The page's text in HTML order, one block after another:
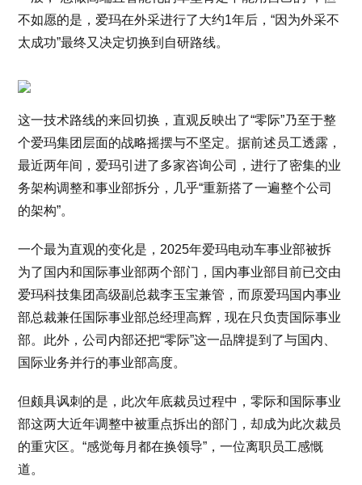
不如愿的是，爱玛在外采进行了大约1年后，“因为外采不
太成功”最终又决定切换到自研路线。
这一技术路线的来回切换，直观反映出了“零际”乃至于整
个爱玛集团层面的战略摇摆与不坚定。据前述员工透露，
最近两年间，爱玛引进了多家咨询公司，进行了密集的业
务架构调整和事业部拆分，几乎“重新搭了一遍整个公司
的架构”。
一个最为直观的变化是，2025年爱玛电动车事业部被拆
为了国内和国际事业部两个部门，国内事业部目前已交由
爱玛科技集团高级副总裁李玉宝兼管，而原爱玛国内事业
部总裁兼任国际事业部总经理高辉，现在只负责国际事业
部。此外，公司内部还把“零际”这一品牌提到了与国内、
国际业务并行的事业部高度。
但颇具讽刺的是，此次年底裁员过程中，零际和国际事业
部这两大近年调整中被重点拆出的部门，却成为此次裁员
的重灾区。“感觉每月都在换领导”，一位离职员工感慨
道。